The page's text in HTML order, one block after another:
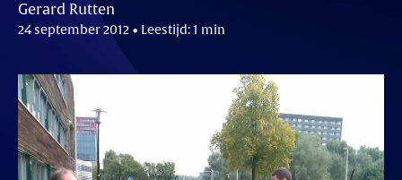
Gerard Rutten
24 september 2012 • Leestijd: 1 min